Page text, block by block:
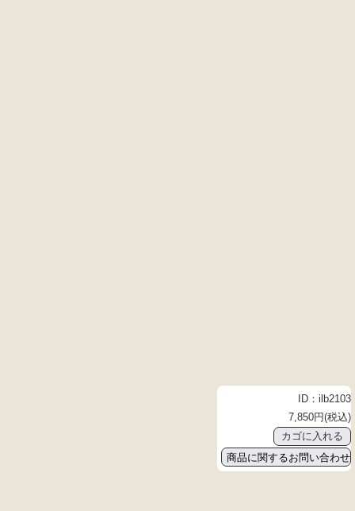
ID：ilb2103
7,850円(税込)
商品に関するお問い合わせ